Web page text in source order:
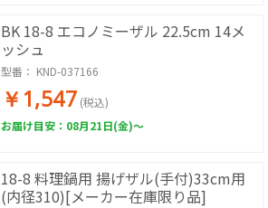
BK 18-8 エコノミーザル 22.5cm 14メ
ッシュ
型番： KND-037166
￥1,547 (税込)
お届け目安：08月21日(金)～
18-8 料理鍋用 揚げザル(手付)33cm用
(内径310)[メーカー在庫限り品]